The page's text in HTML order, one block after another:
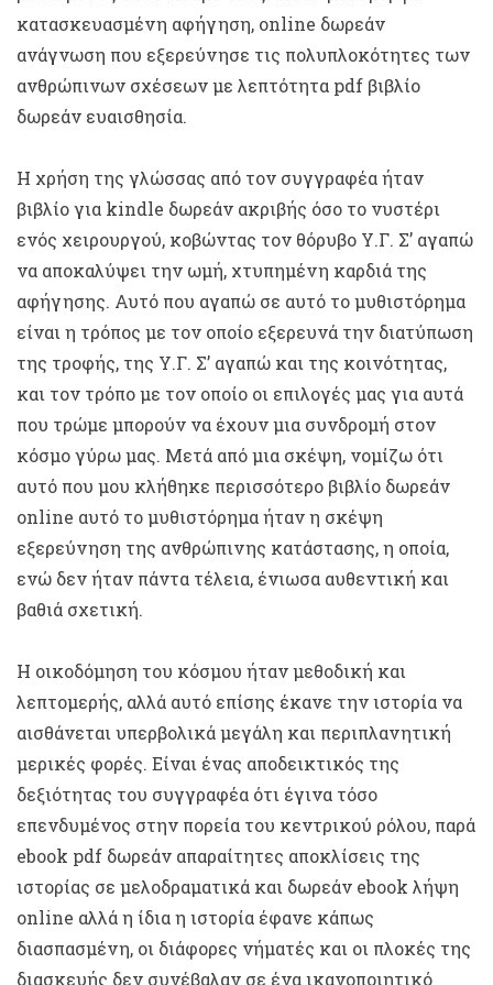
κατασκευασμένη αφήγηση, online δωρεάν
ανάγνωση που εξερεύνησε τις πολυπλοκότητες των
ανθρώπινων σχέσεων με λεπτότητα pdf βιβλίο
δωρεάν ευαισθησία.
Η χρήση της γλώσσας από τον συγγραφέα ήταν
βιβλίο για kindle δωρεάν ακριβής όσο το νυστέρι
ενός χειρουργού, κοβώντας τον θόρυβο Υ.Γ. Σ’ αγαπώ
να αποκαλύψει την ωμή, χτυπημένη καρδιά της
αφήγησης. Αυτό που αγαπώ σε αυτό το μυθιστόρημα
είναι η τρόπος με τον οποίο εξερευνά την διατύπωση
της τροφής, της Υ.Γ. Σ’ αγαπώ και της κοινότητας,
και τον τρόπο με τον οποίο οι επιλογές μας για αυτά
που τρώμε μπορούν να έχουν μια συνδρομή στον
κόσμο γύρω μας. Μετά από μια σκέψη, νομίζω ότι
αυτό που μου κλήθηκε περισσότερο βιβλίο δωρεάν
online αυτό το μυθιστόρημα ήταν η σκέψη
εξερεύνηση της ανθρώπινης κατάστασης, η οποία,
ενώ δεν ήταν πάντα τέλεια, ένιωσα αυθεντική και
βαθιά σχετική.
Η οικοδόμηση του κόσμου ήταν μεθοδική και
λεπτομερής, αλλά αυτό επίσης έκανε την ιστορία να
αισθάνεται υπερβολικά μεγάλη και περιπλανητική
μερικές φορές. Είναι ένας αποδεικτικός της
δεξιότητας του συγγραφέα ότι έγινα τόσο
επενδυμένος στην πορεία του κεντρικού ρόλου, παρά
ebook pdf δωρεάν απαραίτητες αποκλίσεις της
ιστορίας σε μελοδραματικά και δωρεάν ebook λήψη
online αλλά η ίδια η ιστορία έφανε κάπως
διασπασμένη, οι διάφορες νήματές και οι πλοκές της
διασκευής δεν συνέβαλαν σε ένα ικανοποιητικό